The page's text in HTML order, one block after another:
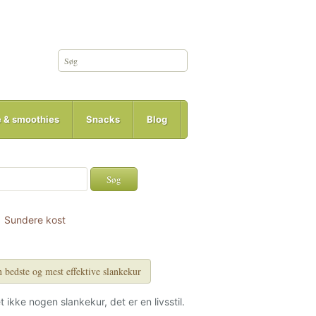
& smoothies Snacks Blog
Sundere kost
bedste og mest effektive slankekur
ikke nogen slankekur, det er en livsstil.